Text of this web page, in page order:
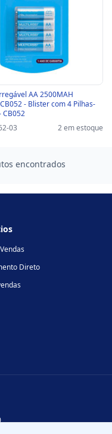
AA 2500MAH
- Blister com 4 Pilhas-
CB052
03
2 em estoque
encontrados
Direto